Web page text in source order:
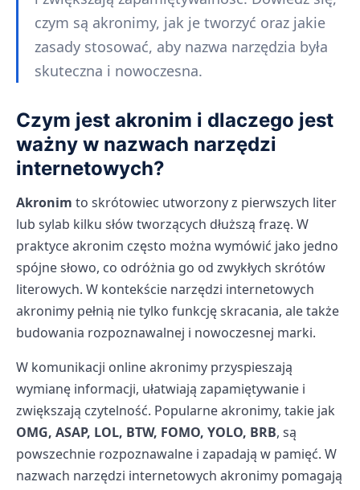
czym są akronimy, jak je tworzyć oraz jakie
zasady stosować, aby nazwa narzędzia była
skuteczna i nowoczesna.
Czym jest akronim i dlaczego jest
ważny w nazwach narzędzi
internetowych?
Akronim to skrótowiec utworzony z pierwszych liter
lub sylab kilku słów tworzących dłuższą frazę. W
praktyce akronim często można wymówić jako jedno
spójne słowo, co odróżnia go od zwykłych skrótów
literowych. W kontekście narzędzi internetowych
akronimy pełnią nie tylko funkcję skracania, ale także
budowania rozpoznawalnej i nowoczesnej marki.
W komunikacji online akronimy przyspieszają
wymianę informacji, ułatwiają zapamiętywanie i
zwiększają czytelność. Popularne akronimy, takie jak
OMG, ASAP, LOL, BTW, FOMO, YOLO, BRB, są
powszechnie rozpoznawalne i zapadają w pamięć. W
nazwach narzędzi internetowych akronimy pomagają